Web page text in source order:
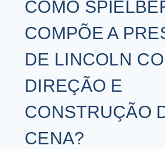
COMO
COMPÕE A
DE LINCOLN
DIREÇÃO E
CONSTRUÇÃO
CENA?